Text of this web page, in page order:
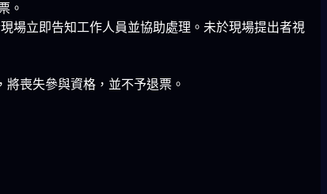
。
場立即告知工作人員並協助處理。未於現場提出者視
喪失參與資格，並不予退票。